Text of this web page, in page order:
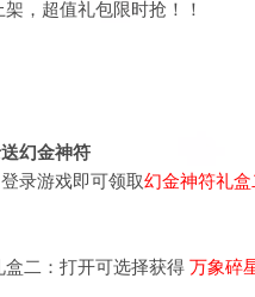
架，超值礼包限时抢！！
幻金神符
录游戏即可领取幻金神符礼盒
盒二：打开可选择获得 万象碎